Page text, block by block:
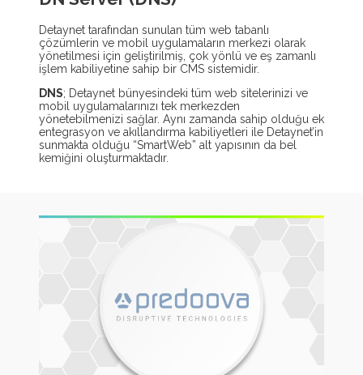
Detaynet tarafından sunulan tüm web tabanlı
çözümlerin ve mobil uygulamaların merkezi olarak
yönetilmesi için geliştirilmiş, çok yönlü ve eş zamanlı
işlem kabiliyetine sahip bir CMS sistemidir.
DNS; Detaynet bünyesindeki tüm web sitelerinizi ve
mobil uygulamalarınızı tek merkezden
yönetebilmenizi sağlar. Aynı zamanda sahip olduğu ek
entegrasyon ve akıllandırma kabiliyetleri ile Detaynet’in
sunmakta olduğu “SmartWeb” alt yapısının da bel
kemiğini oluşturmaktadır.